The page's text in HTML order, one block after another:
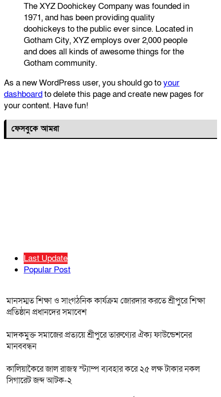
The XYZ Doohickey Company was founded in
1971, and has been providing quality
doohickeys to the public ever since. Located in
Gotham City, XYZ employs over 2,000 people
and does all kinds of awesome things for the
Gotham community.
As a new WordPress user, you should go toyour
dashboardto delete this page and create new pages for
your content. Have fun!
ফেসবুকে আমরা
Last Update
Popular Post
মানসম্মত শিক্ষা ও সাংগঠনিক কার্যক্রম জোরদার করতে শ্রীপুরে শিক্ষা
প্রতিষ্ঠান প্রধানদের সমাবেশ
মাদকমুক্ত সমাজের প্রত্যয়ে শ্রীপুরে তারুণ্যের ঐক্য ফাউন্ডেশনের
মানববন্ধন
কালিয়াকৈরে জাল রাজস্ব স্ট্যাম্প ব্যবহার করে ২৫ লক্ষ টাকার নকল
সিগারেট জব্দ আটক-২